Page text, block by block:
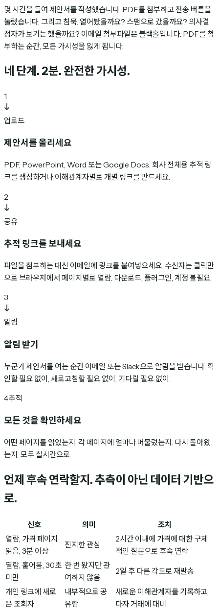
몇 시간을 들여 제안서를 작성했습니다. PDF를 첨부하고 전송 버튼을
눌렀습니다. 그리고 침묵. 열어봤을까요? 스팸으로 갔을까요? 의사결
정자가 보기는 했을까요? 이메일 첨부파일은 블랙홀입니다. PDF를 첨
부하는 순간, 모든 가시성을 잃게 됩니다.
네 단계. 2분. 완전한 가시성.
1
업로드
제안서를 올리세요
PDF, PowerPoint, Word 또는 Google Docs. 회사 전체용 추적 링
크를 생성하거나 이해관계자별로 개별 링크를 만드세요.
2
공유
추적 링크를 보내세요
파일을 첨부하는 대신 이메일에 링크를 붙여넣으세요. 수신자는 클릭만
으로 브라우저에서 페이지별로 열람. 다운로드, 플러그인, 계정 불필요.
3
알림
알림 받기
누군가 제안서를 여는 순간 이메일 또는 Slack으로 알림을 받습니다. 확
인할 필요 없이, 새로고침할 필요 없이, 기다릴 필요 없이.
4추적
모든 것을 확인하세요
어떤 페이지를 읽었는지. 각 페이지에 얼마나 머물렀는지. 다시 돌아왔
는지. 모두 실시간으로.
언제 후속 연락할지.추측이 아닌 데이터 기반으
로.
신호 의미
조치
열람, 가격 페이지
읽음, 3분 이상
진지한 관심
2시간 이내에 가격에 대한 구체
적인 질문으로 후속 연락
열람, 훑어봄, 30초
미만
한 번 봤지만 관
여하지 않음
2일 후 다른 각도로 재발송
개인 링크에 새로
운 조회자
내부적으로 공
유함
새로운 이해관계자를 기록하고,
다자 거래에 대비